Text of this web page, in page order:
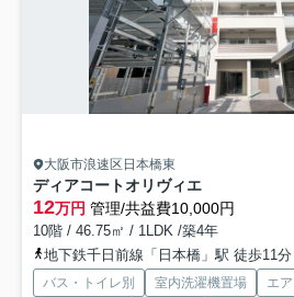
大阪市浪速区日本橋東
ディアコートオリヴィエ
12万円 管理/共益費10,000円
10階 / 46.75㎡ / 1LDK /築4年
地下鉄千日前線「日本橋」駅 徒歩11分
バス・トイレ別 室内洗濯機置場 エ